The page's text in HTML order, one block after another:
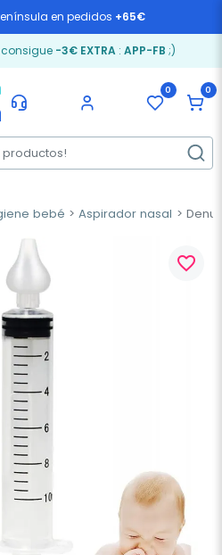
en pedidos +65€
consigue -3€ EXTRA: APP-FB ;)
0 0
bebé Aspirador nasal
favorite_border